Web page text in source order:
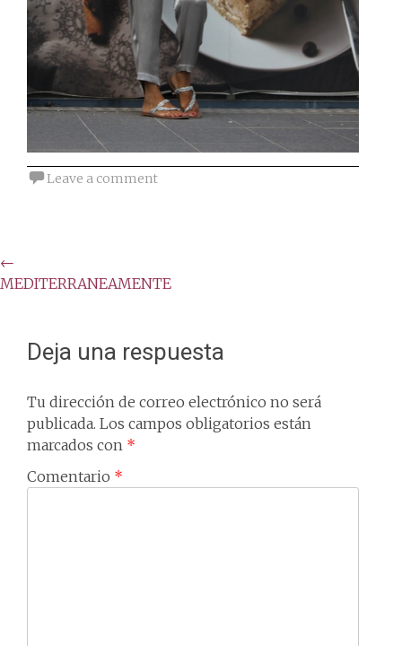
Leave a comment
Post
navigation
←
MEDITERRANEAMENTE
Deja una respuesta
Tu dirección de correo electrónico no será
publicada. Los campos obligatorios están
marcados con *
Comentario *